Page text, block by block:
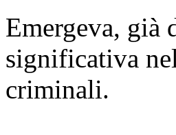
Emergeva, già
significativa
criminali.